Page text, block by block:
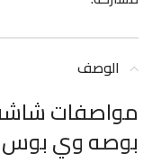
الوصف
بوصه وي بوس 4K: